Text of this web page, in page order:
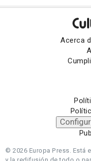
Acerca
© 2026 Europa Press. Está